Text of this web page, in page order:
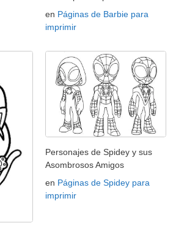
en Páginas de Barbie para
imprimir
Personajes de Spidey y sus
Asombrosos Amigos
en Páginas de Spidey para
imprimir